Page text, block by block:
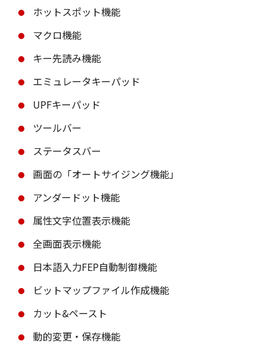
ホットスポット機能
マクロ機能
キー先読み機能
エミュレータキーパッド
UPFキーパッド
ツールバー
ステータスバー
画面の「オートサイジング機能」
アンダードット機能
属性文字位置表示機能
全画面表示機能
日本語入力FEP自動制御機能
ビットマップファイル作成機能
カット&ペースト
動的変更・保存機能